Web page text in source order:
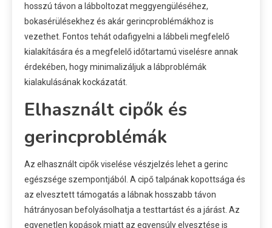
hosszú távon a lábboltozat meggyengüléséhez,
bokasérülésekhez és akár gerincproblémákhoz is
vezethet. Fontos tehát odafigyelni a lábbeli megfelelő
kialakítására és a megfelelő időtartamú viselésre annak
érdekében, hogy minimalizáljuk a lábproblémák
kialakulásának kockázatát.
Elhasznált cipők és
gerincproblémák
Az elhasznált cipők viselése vészjelzés lehet a gerinc
egészsége szempontjából. A cipő talpának kopottsága és
az elvesztett támogatás a lábnak hosszabb távon
hátrányosan befolyásolhatja a testtartást és a járást. Az
egyenetlen kopások miatt az egyensúly elvesztése is